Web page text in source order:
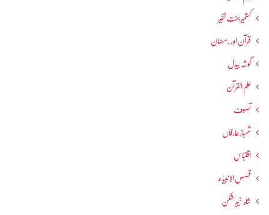
کشمیرجنت نظیر
قرآن اور رمضان
گوشہ بیدل
علم القرآن
تصوف
شھبازِ عارفاں
اقتباس
قصص الانبیاء
شاہ خیبر شکن